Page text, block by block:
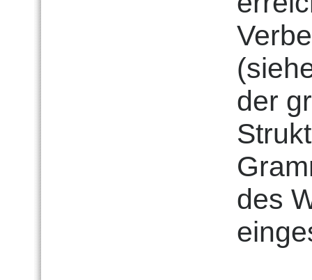
der
des